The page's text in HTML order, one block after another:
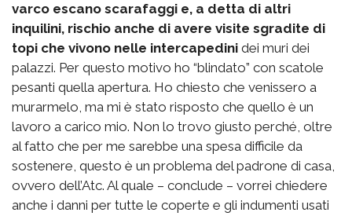
varco escano scarafaggi e, a detta di altri
inquilini, rischio anche di avere visite sgradite di
topi che vivono nelle intercapedini dei muri dei
palazzi. Per questo motivo ho “blindato” con scatole
pesanti quella apertura. Ho chiesto che venissero a
murarmelo, ma mi è stato risposto che quello è un
lavoro a carico mio. Non lo trovo giusto perché, oltre
al fatto che per me sarebbe una spesa difficile da
sostenere, questo è un problema del padrone di casa,
ovvero dell’Atc. Al quale – conclude – vorrei chiedere
anche i danni per tutte le coperte e gli indumenti usati